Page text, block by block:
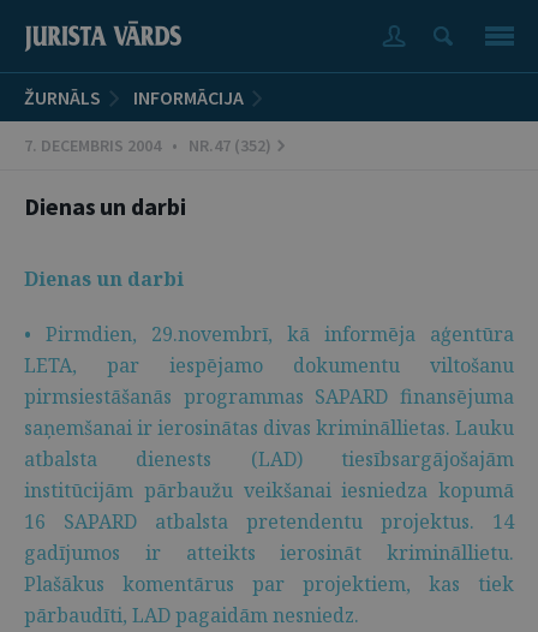
ŽURNĀLS INFORMĀCIJA
7. DECEMBRIS 2004 • NR.47 (352)
Dienas un darbi
Dienas un darbi
• Pirmdien, 29.novembrī, kā informēja aģentūra
LETA, par iespējamo dokumentu viltošanu
pirmsiestāšanās programmas SAPARD finansējuma
saņemšanai ir ierosinātas divas krimināllietas. Lauku
atbalsta dienests (LAD) tiesībsargājošajām
institūcijām pārbaužu veikšanai iesniedza kopumā
16 SAPARD atbalsta pretendentu projektus. 14
gadījumos ir atteikts ierosināt krimināllietu.
Plašākus komentārus par projektiem, kas tiek
pārbaudīti, LAD pagaidām nesniedz.